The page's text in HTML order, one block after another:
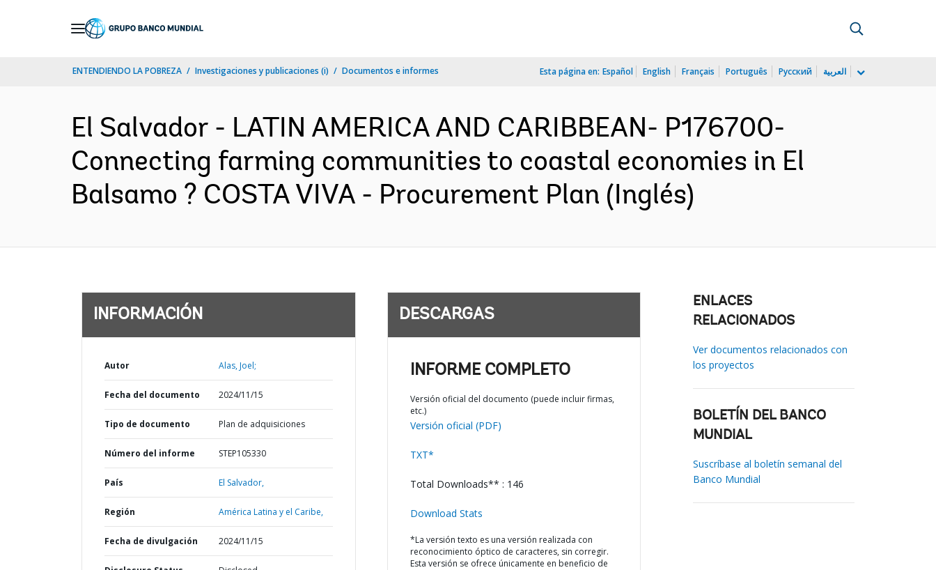
ENTENDIENDO LA POBREZA Investigaciones y publicaciones (i) Documentos e informes Esta página en: Español English Français Português Русский العربية
El Salvador - LATIN AMERICA AND CARIBBEAN- P176700-
Connecting farming communities to coastal economies in El
Balsamo ? COSTA VIVA - Procurement Plan (Inglés)
INFORMACIÓN
Autor Alas, Joel;
Fecha del documento 2024/11/15
Tipo de documento Plan de adquisiciones
Número del informe STEP105330
País El Salvador,
Región América Latina y el Caribe,
Fecha de divulgación 2024/11/15
DESCARGAS
INFORME COMPLETO
Versión oficial del documento (puede incluir firmas,
etc.)
Versión oficial (PDF)
TXT*
Total Downloads** : 146
Download Stats
*La versión texto es una versión realizada con
reconocimiento óptico de caracteres, sin corregir.
Esta versión se ofrece únicamente en beneficio de
ENLACES
RELACIONADOS
Ver documentos relacionados con
los proyectos
BOLETÍN DEL BANCO
MUNDIAL
Suscríbase al boletín semanal del
Banco Mundial